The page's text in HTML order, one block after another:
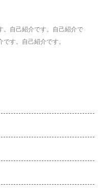
。自己紹介です。自己紹介で
す。自己紹介です。